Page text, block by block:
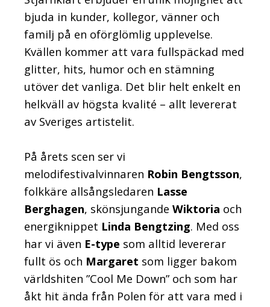
bjuda in kunder, kollegor, vänner och
familj på en oförglömlig upplevelse.
Kvällen kommer att vara fullspäckad med
glitter, hits, humor och en stämning
utöver det vanliga. Det blir helt enkelt en
helkväll av högsta kvalité – allt levererat
av Sveriges artistelit.
På årets scen ser vi
melodifestivalvinnaren Robin Bengtsson,
folkkäre allsångsledaren Lasse
Berghagen, skönsjungande Wiktoria och
energiknippet Linda Bengtzing. Med oss
har vi även E-type som alltid levererar
fullt ös och Margaret som ligger bakom
världshiten ”Cool Me Down” och som har
åkt hit ända från Polen för att vara med i